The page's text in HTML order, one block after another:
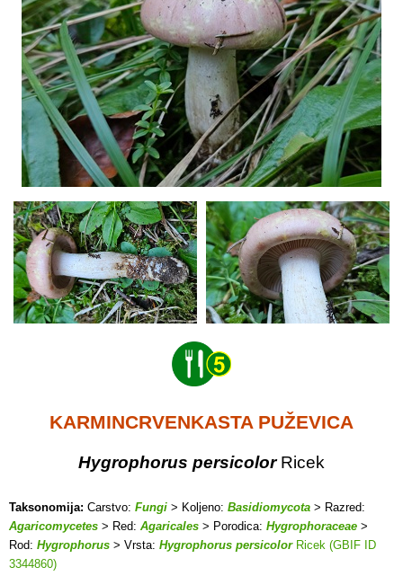
KARMINCRVENKASTA PUŽEVICA
Hygrophorus persicolorRicek
Taksonomija: Carstvo: Fungi > Koljeno: Basidiomycota > Razred:
Agaricomycetes > Red: Agaricales > Porodica: Hygrophoraceae >
Rod: Hygrophorus > Vrsta: Hygrophorus persicolorRicek (GBIF ID
3344860)